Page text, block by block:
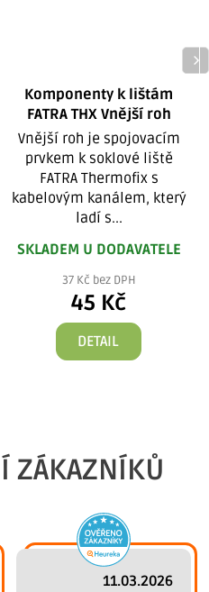
Komponenty k lištám
FATRA THX Vnější roh
Vnější roh je spojovacím
prvkem k soklové liště
FATRA Thermofix s
kabelovým kanálem, který
ladí s...
SKLADEM U DODAVATELE
37 Kč bez DPH
45 Kč
DETAIL
ZÁKAZNÍKŮ
11.03.2026